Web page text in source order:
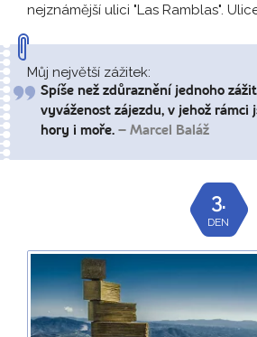
nejznámější ulici "Las Ramblas".
Můj největší zážitek:
Spíše než zdůraznění jednoho
vyváženost zájezdu, v jehož rámci
hory i moře. – Marcel Baláž
3.
DEN